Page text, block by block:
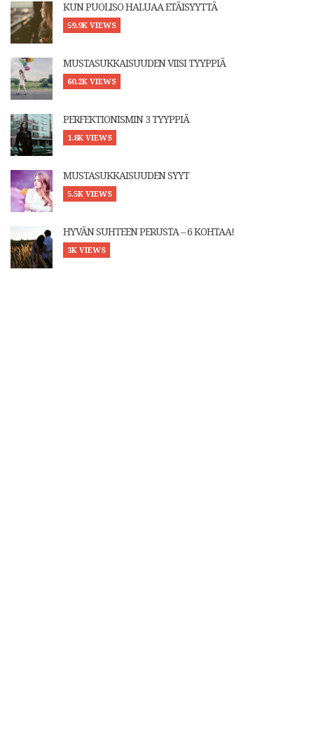
KUN PUOLISO HALUAA ETÄISYYTTÄ
59.9K VIEWS
MUSTASUKKAISUUDEN VIISI TYYPPIÄ
60.2K VIEWS
PERFEKTIONISMIN 3 TYYPPIÄ
1.8K VIEWS
MUSTASUKKAISUUDEN SYYT
5.5K VIEWS
HYVÄN SUHTEEN PERUSTA – 6 KOHTAA!
3K VIEWS